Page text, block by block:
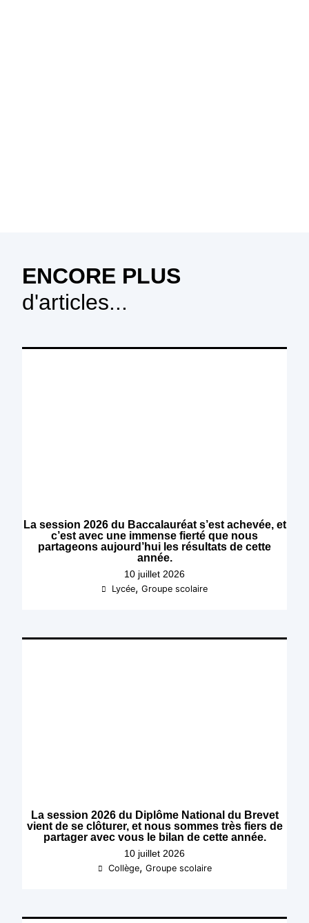
ENCORE PLUS
d'articles...
La session 2026 du Baccalauréat s’est achevée, et
c’est avec une immense fierté que nous
partageons aujourd’hui les résultats de cette
année.
10 juillet 2026
Lycée, Groupe scolaire
La session 2026 du Diplôme National du Brevet
vient de se clôturer, et nous sommes très fiers de
partager avec vous le bilan de cette année.
10 juillet 2026
Collège, Groupe scolaire